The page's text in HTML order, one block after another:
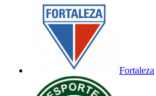
Fortaleza